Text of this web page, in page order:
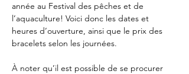
année au Festival des pêches et de
l’aquaculture! Voici donc les dates et
heures d’ouverture, ainsi que le prix des
bracelets selon les journées.
À noter qu’il est possible de se procurer